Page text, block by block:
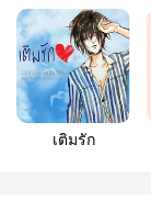
เติมรัก